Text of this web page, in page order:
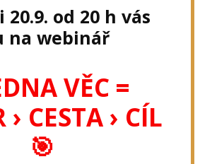
od 20 h vás
na webinář
VĚC =
CESTA › CÍL
🎯